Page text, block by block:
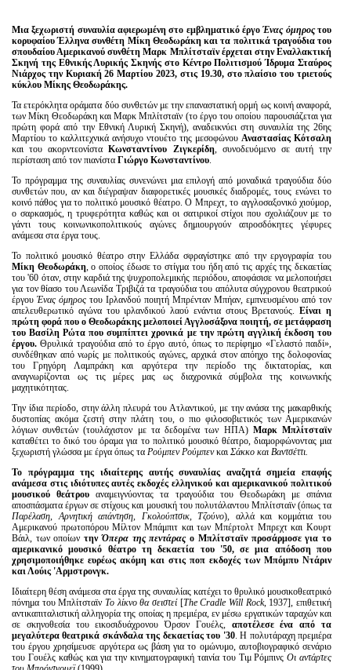
Μια ξεχωριστή συναυλία αφιερωμένη στο εμβληματικό έργο Ένας όμηροςτου
κορυφαίου Έλληνα συνθέτη Μίκη Θεοδωράκη και τα πολιτικά τραγούδια του
σπουδαίου Αμερικανού συνθέτη Μαρκ Μπλίτσταϊν έρχεται στην Εναλλακτική
Σκηνή της Εθνικής Λυρικής Σκηνής στο Κέντρο Πολιτισμού Ίδρυμα Σταύρος
Νιάρχος την Κυριακή 26 Μαρτίου 2023, στις 19.30, στο πλαίσιο του τριετούς
κύκλου Μίκης Θεοδωράκης.
Τα ετερόκλητα οράματα δύο συνθετών με την επαναστατική ορμή ως κοινή αναφορά,
των Μίκη Θεοδωράκη και Μαρκ Μπλίτσταϊν (το έργο του οποίου παρουσιάζεται για
πρώτη φορά από την Εθνική Λυρική Σκηνή), αναδεικνύει στη συναυλία της 26ης
Μαρτίου το καλλιτεχνικά ανήσυχο ντουέτο της μεσοφώνου Αναστασίας Κότσαλη
και του ακορντεονίσταΚωνσταντίνου Ζιγκερίδη, συνοδευόμενο σε αυτή την
περίσταση από τον πιανίστα Γιώργο Κωνσταντίνου.
Το πρόγραμμα της συναυλίας συνενώνει μια επιλογή από μοναδικά τραγούδια δύο
συνθετών που, αν και διέγραψαν διαφορετικές μουσικές διαδρομές, τους ενώνει το
κοινό πάθος για το πολιτικό μουσικό θέατρο. Ο Μπρεχτ, το αγγλοσαξονικό χιούμορ,
ο σαρκασμός, η τρυφερότητα καθώς και οι σατιρικοί στίχοι που σχολιάζουν με το
γάντι τους κοινωνικοπολιτικούς αγώνες δημιουργούν απροσδόκητες γέφυρες
ανάμεσα στα έργα τους.
Το πολιτικό μουσικό θέατρο στην Ελλάδα σφραγίστηκε από την εργογραφία του
Μίκη Θεοδωράκη, ο οποίος έδωσε το στίγμα του ήδη από τις αρχές της δεκαετίας
του '60 όταν, στην καρδιά της ψυχροπολεμικής περιόδου, αποφάσισε να μελοποιήσει
για τον θίασο του Λεωνίδα Τριβιζά τα τραγούδια του απόλυτα σύγχρονου θεατρικού
έργου Ένας όμηρος του Ιρλανδού ποιητή Μπρένταν Μπήαν, εμπνευσμένου από τον
απελευθερωτικό αγώνα του ιρλανδικού λαού ενάντια στους Βρετανούς.Είναι η
πρώτη φορά που ο Θεοδωράκης μελοποιεί Αγγλοσάξονα ποιητή, σε μετάφραση
του Βασίλη Ρώτα που συμπίπτει χρονικά με την πρώτη αγγλική έκδοση του
έργου. Θρυλικά τραγούδια από το έργο αυτό, όπως το περίφημο «Γελαστό παιδί»,
συνδέθηκαν από νωρίς με πολιτικούς αγώνες, αρχικά στον απόηχο της δολοφονίας
του Γρηγόρη Λαμπράκη και αργότερα την περίοδο της δικτατορίας, και
αναγνωρίζονται ως τις μέρες μας ως διαχρονικά σύμβολα της κοινωνικής
μαχητικότητας.
Την ίδια περίοδο, στην άλλη πλευρά του Ατλαντικού, με την ανάσα της μακαρθικής
δυστοπίας ακόμα ζεστή στην πλάτη του, ο πιο φιλοσοβιετικός των Αμερικανών
λόγιων συνθετών (τουλάχιστον με τα δεδομένα των ΗΠΑ) Μαρκ Μπλίτσταϊν
καταθέτει το δικό του όραμα για το πολιτικό μουσικό θέατρο, διαμορφώνοντας μια
ξεχωριστή γλώσσα με έργα όπως τα Ρούμπεν Ρούμπενκαι Σάκκο και Βαντσέττι.
Το πρόγραμμα της ιδιαίτερης αυτής συναυλίας αναζητά σημεία επαφής
ανάμεσα στις ιδιότυπες αυτές εκδοχές ελληνικού και αμερικανικού πολιτικού
μουσικού θεάτρουαναμειγνύοντας τα τραγούδια του Θεοδωράκη με σπάνια
αποσπάσματα έργων σε στίχους και μουσική του πολυτάλαντου Μπλίτσταϊν (όπως τα
Παρέλαση,Αρνητική απάντηση, Γκολούπτσικ, Τζούνο), αλλά και κομμάτια του
Αμερικανού πρωτοπόρου Μίλτον Μπάμπιτ και των Μπέρτολτ Μπρεχτ και Κουρτ
Βάιλ, των οποίωντηνΌπερα της πεντάραςο Μπλίτσταϊν προσάρμοσε για το
αμερικανικό μουσικό θέατρο τη δεκαετία του '50, σε μια απόδοση που
χρησιμοποιήθηκε ευρέως ακόμη και στις ποπ εκδοχές των Μπόμπυ Ντάριν
και Λούις 'Aρμστρονγκ.
Ιδιαίτερη θέση ανάμεσα στα έργα της συναυλίας κατέχει το θρυλικό μουσικοθεατρικό
πόνημα του Μπλίτσταϊν Το λίκνο θα σειστεί [The Cradle Will Rock, 1937], επιθετική
αντικαπιταλιστική αλληγορία της οποίας η πρεμιέρα, εν μέσω εργατικών ταραχών και
σε σκηνοθεσία του εικοσιδυάχρονου Όρσον Γουέλς, αποτέλεσε ένα από τα
μεγαλύτερα θεατρικά σκάνδαλα της δεκαετίας του '30. Η πολυτάραχη πρεμιέρα
του έργου χρησίμευσε αργότερα ως βάση για το ομώνυμο, αυτοβιογραφικό σενάριο
του Γουέλς καθώς και για την κινηματογραφική ταινία του Τιμ ΡόμπινςΟι αντάρτες